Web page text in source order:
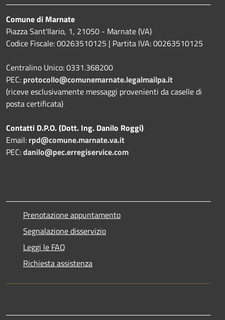
Comune di Marnate
Piazza Sant'Ilario, 1, 21050 - Marnate (VA)
Codice Fiscale: 00263510125 | Partita IVA: 00263510125
Centralino Unico: 0331.368200
PEC: protocollo@comunemarnate.legalmailpa.it
(riceve esclusivamente messaggi provenienti da caselle di
posta certificata)
Contatti D.P.O. (Dott. Ing. Danilo Roggi)
Email: rpd@comune.marnate.va.it
PEC:danilo@pec.erregiservice.com
Prenotazione appuntamento
Segnalazione disservizio
Leggi le FAQ
Richiesta assistenza